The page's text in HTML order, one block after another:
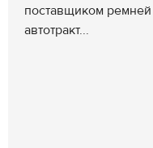
поставщиком ремней
автотракт...